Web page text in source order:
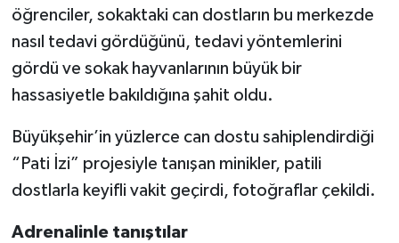
öğrenciler, sokaktaki can dostların bu merkezde
nasıl tedavi gördüğünü, tedavi yöntemlerini
gördü ve sokak hayvanlarının büyük bir
hassasiyetle bakıldığına şahit oldu.
Büyükşehir’in yüzlerce can dostu sahiplendirdiği
“Pati İzi” projesiyle tanışan minikler, patili
dostlarla keyifli vakit geçirdi, fotoğraflar çekildi.
Adrenalinle tanıştılar